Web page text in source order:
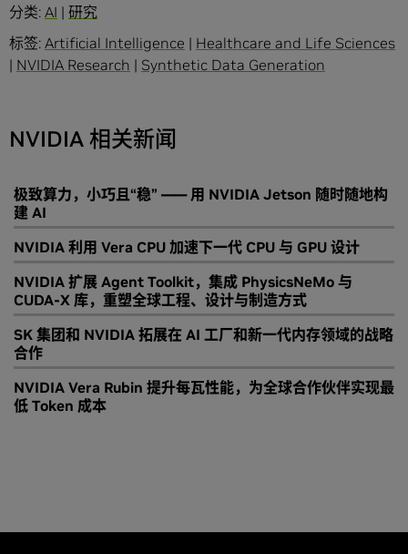
分类: AI | 研究
标签: Artificial Intelligence | Healthcare and Life Sciences
| NVIDIA Research | Synthetic Data Generation
NVIDIA 相关新闻
极致算力，小巧且“稳” —— 用 NVIDIA Jetson 随时随地构
建 AI
NVIDIA 利用 Vera CPU 加速下一代 CPU 与 GPU 设计
NVIDIA 扩展 Agent Toolkit，集成 PhysicsNeMo 与
CUDA-X 库，重塑全球工程、设计与制造方式
SK 集团和 NVIDIA 拓展在 AI 工厂和新一代内存领域的战略
合作
NVIDIA Vera Rubin 提升每瓦性能，为全球合作伙伴实现最
低 Token 成本